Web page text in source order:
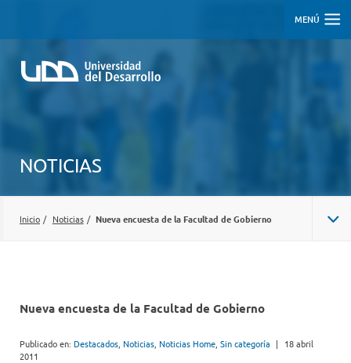
MENÚ
NOTICIAS
Inicio / Noticias / Nueva encuesta de la Facultad de Gobierno
Nueva encuesta de la Facultad de Gobierno
Publicado en: Destacados Noticias Noticias Home Sin categoría |
18 abril
2011